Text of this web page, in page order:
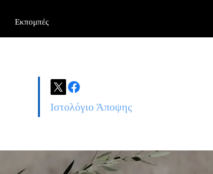
Εκπομπές
Ιστολόγιο Άποψης